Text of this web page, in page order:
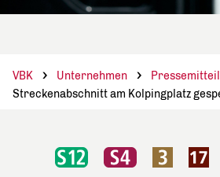
VBK Unternehmen
Streckenabschnitt am Kolpingplatz